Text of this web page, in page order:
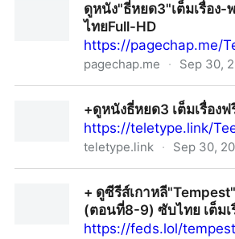
หนังผีไทย 2025 ออนไลน์ฟรี
ดูหนัง"ธี่หยด3"เต็มเรื่อง-
ไทยFull-HD
https://pagechap.me/
pagechap.me · Sep 30,
+ดูหนังธี่หยด3 เต็มเรื่อง
https://teletype.link/
teletype.link · Sep 30,
+ ดูซีรีส์เกาหลี
(ตอนที่8-9) ซับไทย เต็มเ
https://feds.lol/